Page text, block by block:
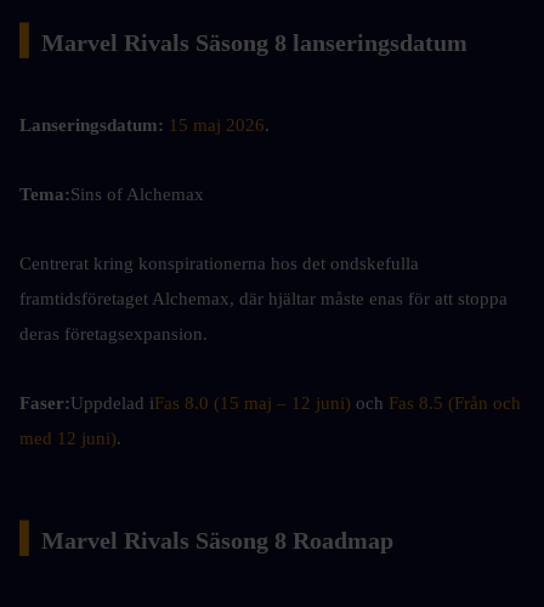
Marvel Rivals Säsong 8 lanseringsdatum
Lanseringsdatum: 15 maj 2026.
Tema:Sins of Alchemax
Centrerat kring konspirationerna hos det ondskefulla
framtidsföretaget Alchemax, där hjältar måste enas för att stoppa
deras företagsexpansion.
Faser:Uppdelad iFas 8.0 (15 maj – 12 juni) och Fas 8.5 (Från och
med 12 juni).
Marvel Rivals Säsong 8 Roadmap